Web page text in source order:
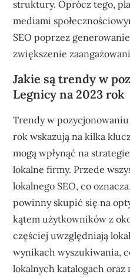
struktury. Oprócz tego,
mediami
SEO poprzez
zwiększenie
Jakie są trendy w
Legnicy na 2023 rok
Trendy w
rok wskazują na kilka
mogą wpłynąć na
lokalne firmy. Przede
lokalnego SEO, co
powinny skupić się na
kątem użytkowników z
częściej uwzględniają
wynikach wyszukiwania,
lokalnych katalogach oraz